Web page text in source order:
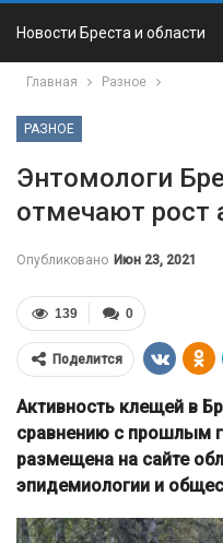
Новости Бреста и области
Главная Разное
РАЗНОЕ
Энтомологи
отмечают рост
Опубликовано Июн 23, 2021
0
139
Поделится
Активность клещей в
сравнению с прошлым
размещена на сайте
эпидемиологии и